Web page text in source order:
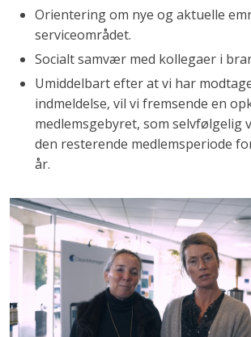
Orientering om nye og aktuelle
serviceområdet.
Socialt samvær med kollegaer i
Umiddelbart efter at vi har
indmeldelse, vil vi fremsende en
medlemsgebyret, som selvfølgelig
den resterende medlemsperiode
år.